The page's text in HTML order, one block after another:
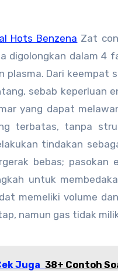
Hots Benzena Zat
digolongkan dalam 4
plasma. Dari keempat
sebab keperluan
yang dapat
terbatas, tanpa
tindakan
bebas; pasokan
untuk
memeliki volume
namun gas tidak
Juga 38+ Contoh